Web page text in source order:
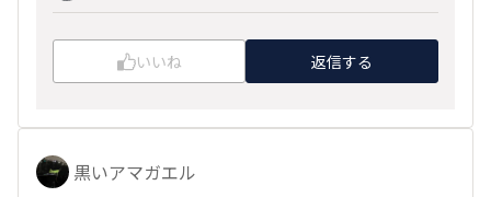
いいね 返信する
黒いアマガエル